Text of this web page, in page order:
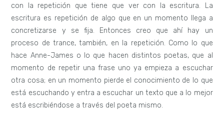
con la repetición que tiene que ver con la escritura. La
escritura es repetición de algo que en un momento llega a
concretizarse y se fija. Entonces creo que ahí hay un
proceso de trance, también, en la repetición. Como lo que
hace Anne-James o lo que hacen distintos poetas, que al
momento de repetir una frase uno ya empieza a escuchar
otra cosa; en un momento pierde el conocimiento de lo que
está escuchando y entra a escuchar un texto que a lo mejor
está escribiéndose a través del poeta mismo.